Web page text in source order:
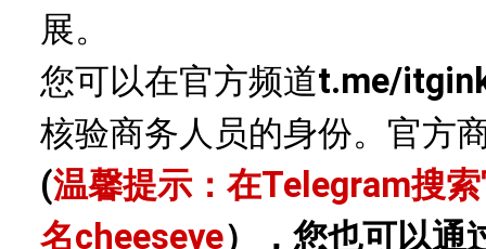
展。
您可以在官方频道t.me/
核验商务人员的身份。官方
(温馨提示：在Telegram搜
名cheeseye），您也可以通